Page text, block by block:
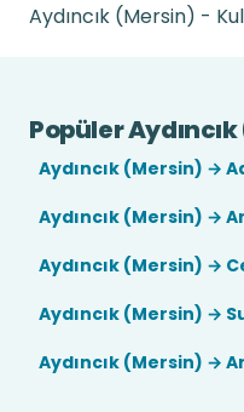
Aydıncık (Mersin) -
Popüler
Aydıncık (Mersin) →
Aydıncık (Mersin) →
Aydıncık (Mersin) →
Aydıncık (Mersin) →
Aydıncık (Mersin) →